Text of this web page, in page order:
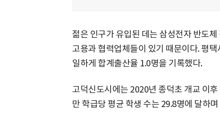
젊은 인구가 유입된 데는 삼성전자 반도
고용과 협력업체들이 있기 때문이다. 평
일하게 합계출산율 1.0명을 기록했다.
고덕신도시에는 2020년 종덕초 개교 이
만 학급당 평균 학생 수는 29.8명에 달하